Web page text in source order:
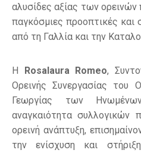
αλυσίδες αξίας των
παγκόσμιες προοπτικές και
από τη Γαλλία και την
Η Rosalaura Romeo,
Ορεινής Συνεργασίας του
Γεωργίας των
αναγκαιότητα συλλογικών
ορεινή ανάπτυξη,
την ενίσχυση και